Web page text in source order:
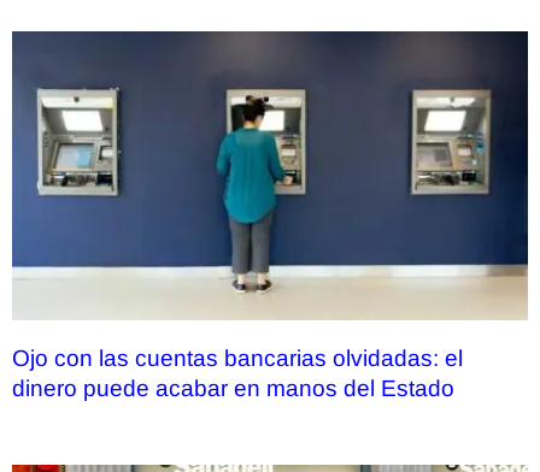
Ojo con las cuentas bancarias olvidadas: el
dinero puede acabar en manos del Estado